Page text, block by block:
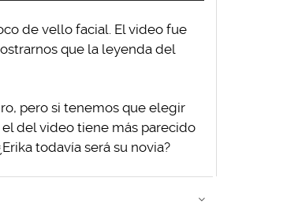
de vello facial. El video fue
que la leyenda del
pero si tenemos que elegir
del video tiene más parecido
todavía será su novia?